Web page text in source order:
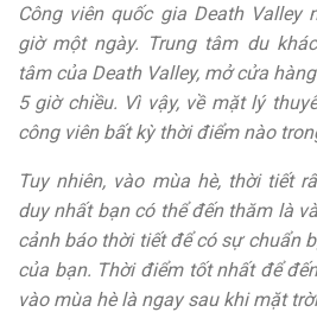
Công viên quốc gia Death Valley
giờ một ngày. Trung tâm du
tâm của Death Valley, mở cửa
5 giờ chiều. Vì vậy, về mặt lý
công viên bất kỳ thời điểm nào
Tuy nhiên, vào mùa hè, thời tiết
duy nhất bạn có thể đến thăm là
cảnh báo thời tiết để có sự chuẩn
của bạn. Thời điểm tốt nhất để
vào mùa hè là ngay sau khi mặt